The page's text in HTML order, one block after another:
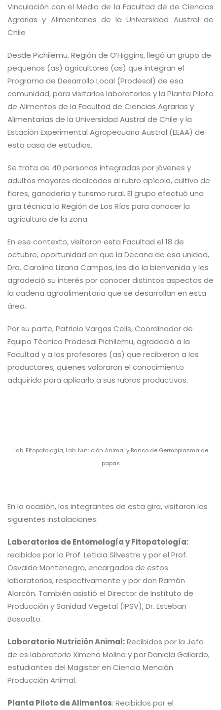
Vinculación con el Medio de la Facultad de de Ciencias
Agrarias y Alimentarias de la Universidad Austral de
Chile
Desde Pichilemu, Región de O’Higgins, llegó un grupo de
pequeños (as) agricultores (as) que integran el
Programa de Desarrollo Local (Prodesal) de esa
comunidad, para visitarlos laboratorios y la Planta Piloto
de Alimentos de la Facultad de Ciencias Agrarias y
Alimentarias de la Universidad Austral de Chile y la
Estación Experimental Agropecuaria Austral (EEAA) de
esta casa de estudios.
Se trata de 40 personas integradas por jóvenes y
adultos mayores dedicados al rubro apícola, cultivo de
flores, ganadería y turismo rural. El grupo efectuó una
gira técnica la Región de Los Ríos para conocer la
agricultura de la zona.
En ese contexto, visitaron esta Facultad el 18 de
octubre, oportunidad en que la Decana de esa unidad,
Dra. Carolina Lizana Campos, les dio la bienvenida y les
agradeció su interés por conocer distintos aspectos de
la cadena agroalimentaria que se desarrollan en esta
área.
Por su parte, Patricio Vargas Celis, Coordinador de
Equipo Técnico Prodesal Pichilemu, agradeció a la
Facultad y a los profesores (as) que recibieron a los
productores, quienes valoraron el conocimiento
adquirido para aplicarlo a sus rubros productivos.
Lab. Fitopatología, Lab. Nutrición Animal y Banco de Germoplasma de
papas
En la ocasión, los integrantes de esta gira, visitaron las
siguientes instalaciones:
Laboratorios de Entomología y Fitopatología:
recibidos por la Prof. Leticia Silvestre y por el Prof.
Osvaldo Montenegro, encargados de estos
laboratorios, respectivamente y por don Ramón
Alarcón. También asistió el Director de Instituto de
Producción y Sanidad Vegetal (IPSV), Dr. Esteban
Basoalto.
Laboratorio Nutrición Animal:Recibidos por la Jefa
de es laboratorio Ximena Molina y por Daniela Gallardo,
estudiantes del Magister en Ciencia Mención
Producción Animal.
Planta Piloto de Alimentos: Recibidos por el